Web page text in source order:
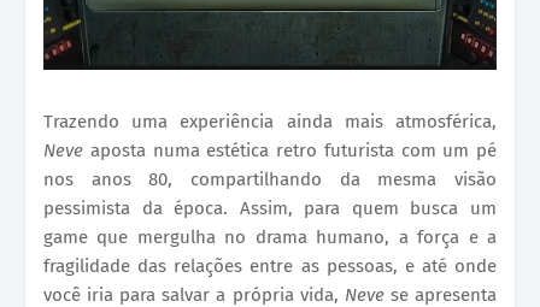
Trazendo uma experiência ainda mais atmosférica,
Neve aposta numa estética retro futurista com um pé
nos anos 80, compartilhando da mesma visão
pessimista da época. Assim, para quem busca um
game que mergulha no drama humano, a força e a
fragilidade das relações entre as pessoas, e até onde
você iria para salvar a própria vida, Nevese apresenta